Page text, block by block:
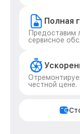
Полная
Предоставим
сервисное
честной цене.